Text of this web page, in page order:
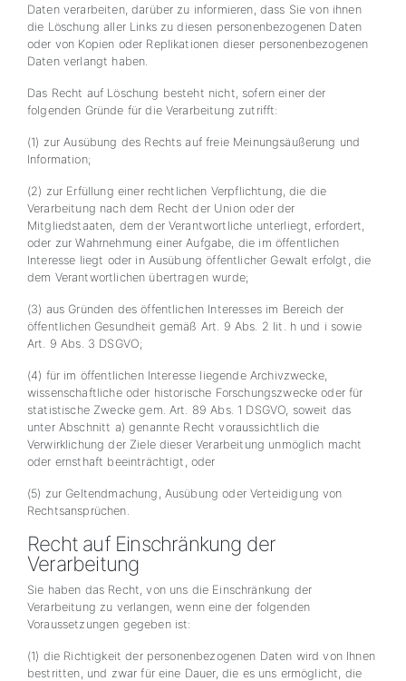
Daten verarbeiten, darüber zu informieren, dass Sie von ihnen
die Löschung aller Links zu diesen personenbezogenen Daten
oder von Kopien oder Replikationen dieser personenbezogenen
Daten verlangt haben.
Das Recht auf Löschung besteht nicht, sofern einer der
folgenden Gründe für die Verarbeitung zutrifft:
(1) zur Ausübung des Rechts auf freie Meinungsäußerung und
Information;
(2) zur Erfüllung einer rechtlichen Verpflichtung, die die
Verarbeitung nach dem Recht der Union oder der
Mitgliedstaaten, dem der Verantwortliche unterliegt, erfordert,
oder zur Wahrnehmung einer Aufgabe, die im öffentlichen
Interesse liegt oder in Ausübung öffentlicher Gewalt erfolgt, die
dem Verantwortlichen übertragen wurde;
(3) aus Gründen des öffentlichen Interesses im Bereich der
öffentlichen Gesundheit gemäß Art. 9 Abs. 2 lit. h und i sowie
Art. 9 Abs. 3 DSGVO;
(4) für im öffentlichen Interesse liegende Archivzwecke,
wissenschaftliche oder historische Forschungszwecke oder für
statistische Zwecke gem. Art. 89 Abs. 1 DSGVO, soweit das
unter Abschnitt a) genannte Recht voraussichtlich die
Verwirklichung der Ziele dieser Verarbeitung unmöglich macht
oder ernsthaft beeinträchtigt, oder
(5) zur Geltendmachung, Ausübung oder Verteidigung von
Rechtsansprüchen.
Recht auf Einschränkung der
Verarbeitung
Sie haben das Recht, von uns die Einschränkung der
Verarbeitung zu verlangen, wenn eine der folgenden
Voraussetzungen gegeben ist:
(1) die Richtigkeit der personenbezogenen Daten wird von Ihnen
bestritten, und zwar für eine Dauer, die es uns ermöglicht, die